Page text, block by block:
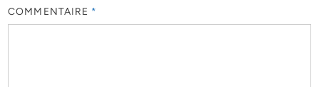
COMMENTAIRE *